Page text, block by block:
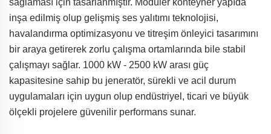
sağlaması için tasarlanmıştır. Modüler konteyner yapıda
inşa edilmiş olup gelişmiş ses yalıtımı teknolojisi,
havalandırma optimizasyonu ve titreşim önleyici tasarımını
bir araya getirerek zorlu çalışma ortamlarında bile stabil
çalışmayı sağlar. 1000 kW - 2500 kW arası güç
kapasitesine sahip bu jeneratör, sürekli ve acil durum
uygulamaları için uygun olup endüstriyel, ticari ve büyük
ölçekli projelere güvenilir performans sunar.